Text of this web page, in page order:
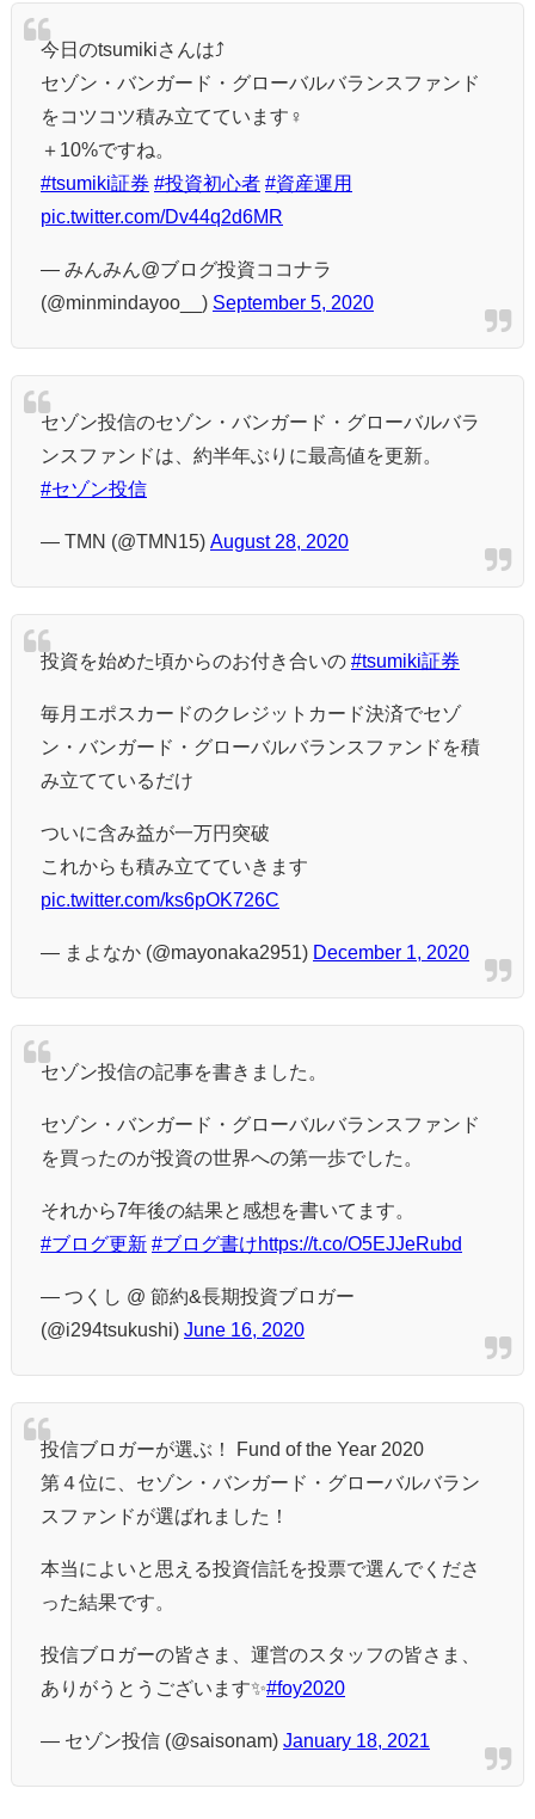
今日のtsumikiさんは⤴️
セゾン・バンガード・グローバルバランスファンド
をコツコツ積み立てています‍♀️
＋10%ですね。
#tsumiki証券 #投資初心者 #資産運用
pic.twitter.com/Dv44q2d6MR
— みんみん@ブログ投資ココナラ
(@minmindayoo__) September 5, 2020
セゾン投信のセゾン・バンガード・グローバルバラ
ンスファンドは、約半年ぶりに最高値を更新。
#セゾン投信
— TMN (@TMN15) August 28, 2020
投資を始めた頃からのお付き合いの #tsumiki証券
毎月エポスカードのクレジットカード決済でセゾ
ン・バンガード・グローバルバランスファンドを積
み立てているだけ
ついに含み益が一万円突破
これからも積み立てていきます
pic.twitter.com/ks6pOK726C
— まよなか (@mayonaka2951) December 1, 2020
セゾン投信の記事を書きました。
セゾン・バンガード・グローバルバランスファンド
を買ったのが投資の世界への第一歩でした。
それから7年後の結果と感想を書いてます。
#ブログ更新 #ブログ書けhttps://t.co/O5EJJeRubd
— つくし @ 節約&長期投資ブロガー
(@i294tsukushi) June 16, 2020
投信ブロガーが選ぶ！ Fund of the Year 2020
第４位に、セゾン・バンガード・グローバルバラン
スファンドが選ばれました！
本当によいと思える投資信託を投票で選んでくださ
った結果です。
投信ブロガーの皆さま、運営のスタッフの皆さま、
ありがうとうございます✨#foy2020
— セゾン投信 (@saisonam) January 18, 2021